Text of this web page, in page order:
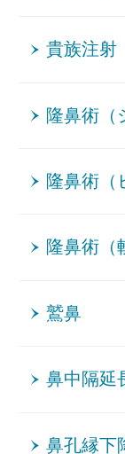
貴族注射
隆鼻術（
隆鼻術（
隆鼻術（
鷲鼻
鼻中隔延
鼻孔縁下